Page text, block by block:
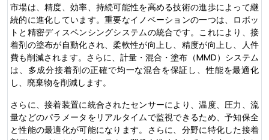
市場は、精度、効率、持続可能性を高める技術の進歩によって継
続的に進化しています。重要なイノベーションの一つは、ロボッ
トと精密ディスペンシングシステムの統合です。これにより、接
着剤の塗布が自動化され、柔軟性が向上し、精度が向上し、人件
費も削減されます。さらに、計量・混合・塗布（MMD）システム
は、多成分接着剤の正確で均一な混合を保証し、性能を最適化
し、廃棄物を削減します。
さらに、接着装置に統合されたセンサーにより、温度、圧力、流
量などのパラメータをリアルタイムで監視できるため、予知保全
と性能の最適化が可能になります。さらに、分野に特化した接着